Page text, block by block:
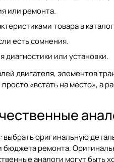
или ремонта.
товара в
есть сомнения.
диагностики или установки.
двигателя, элементов
«встать на место», а
оригинальную
бюджета ремонта.
аналоги могут